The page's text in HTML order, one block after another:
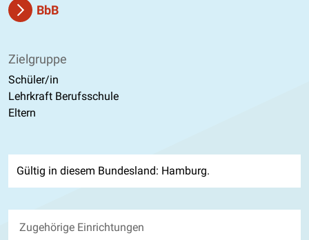
BbB
Zielgruppe
Schüler/in
Lehrkraft Berufsschule
Eltern
Gültig in diesem Bundesland: Hamburg.
Zugehörige Einrichtungen